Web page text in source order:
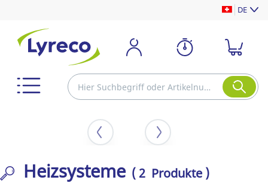
DE
Heizsysteme ( 2 Produkte )